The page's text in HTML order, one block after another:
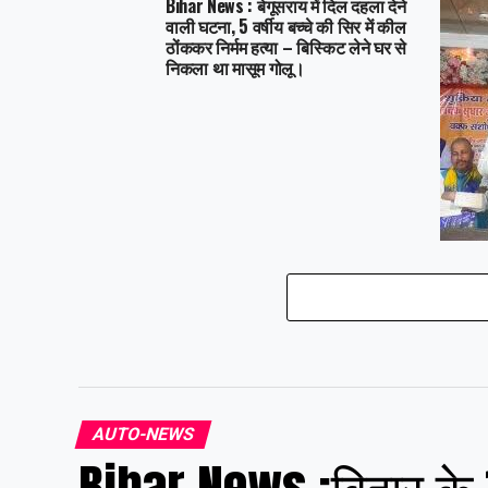
वाली घटना, 5 वर्षीय बच्चे की सिर में कील
ठोंककर निर्मम हत्या – बिस्किट लेने घर से
निकला था मासूम गोलू।
Bihar
मोदी
कानून
AUTO-NEWS